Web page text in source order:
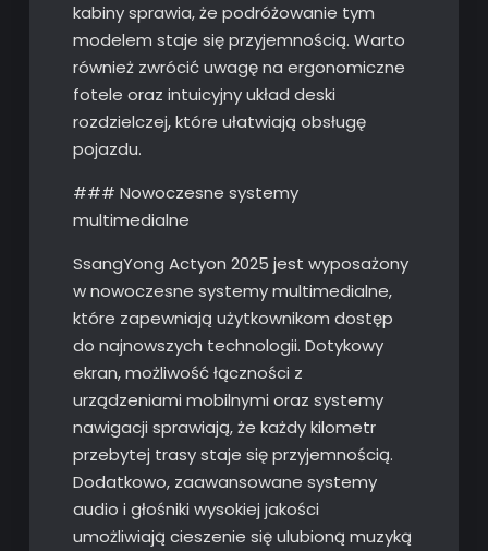
kabiny sprawia, że podróżowanie tym
modelem staje się przyjemnością. Warto
również zwrócić uwagę na ergonomiczne
fotele oraz intuicyjny układ deski
rozdzielczej, które ułatwiają obsługę
pojazdu.
### Nowoczesne systemy
multimedialne
SsangYong Actyon 2025 jest wyposażony
w nowoczesne systemy multimedialne,
które zapewniają użytkownikom dostęp
do najnowszych technologii. Dotykowy
ekran, możliwość łączności z
urządzeniami mobilnymi oraz systemy
nawigacji sprawiają, że każdy kilometr
przebytej trasy staje się przyjemnością.
Dodatkowo, zaawansowane systemy
audio i głośniki wysokiej jakości
umożliwiają cieszenie się ulubioną muzyką